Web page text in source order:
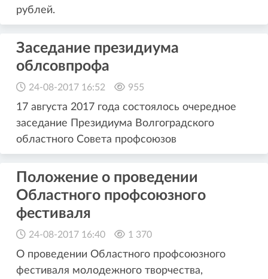
рублей.
Заседание президиума
облсовпрофа
24-08-2017 16:52 955
17 августа 2017 года состоялось очередное
заседание Президиума Волгоградского
областного Совета профсоюзов
Положение о проведении
Областного профсоюзного
фестиваля
24-08-2017 16:40 1 370
О проведении Областного профсоюзного
фестиваля молодежного творчества,